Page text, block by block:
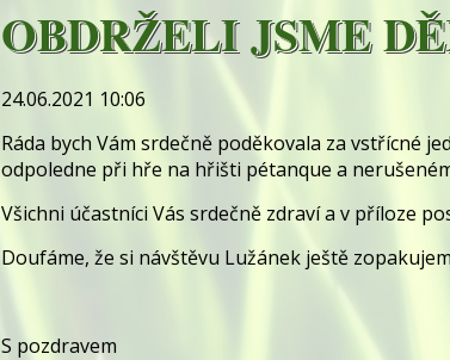
OBDRŽELI JSME
24.06.2021 10:06
Ráda bych Vám srdečně poděkovala za vstřícné
odpoledne při hře na hřišti pétanque a
Všichni účastníci Vás srdečně zdraví a v příloze
Doufáme, že si návštěvu Lužánek ještě
S pozdravem